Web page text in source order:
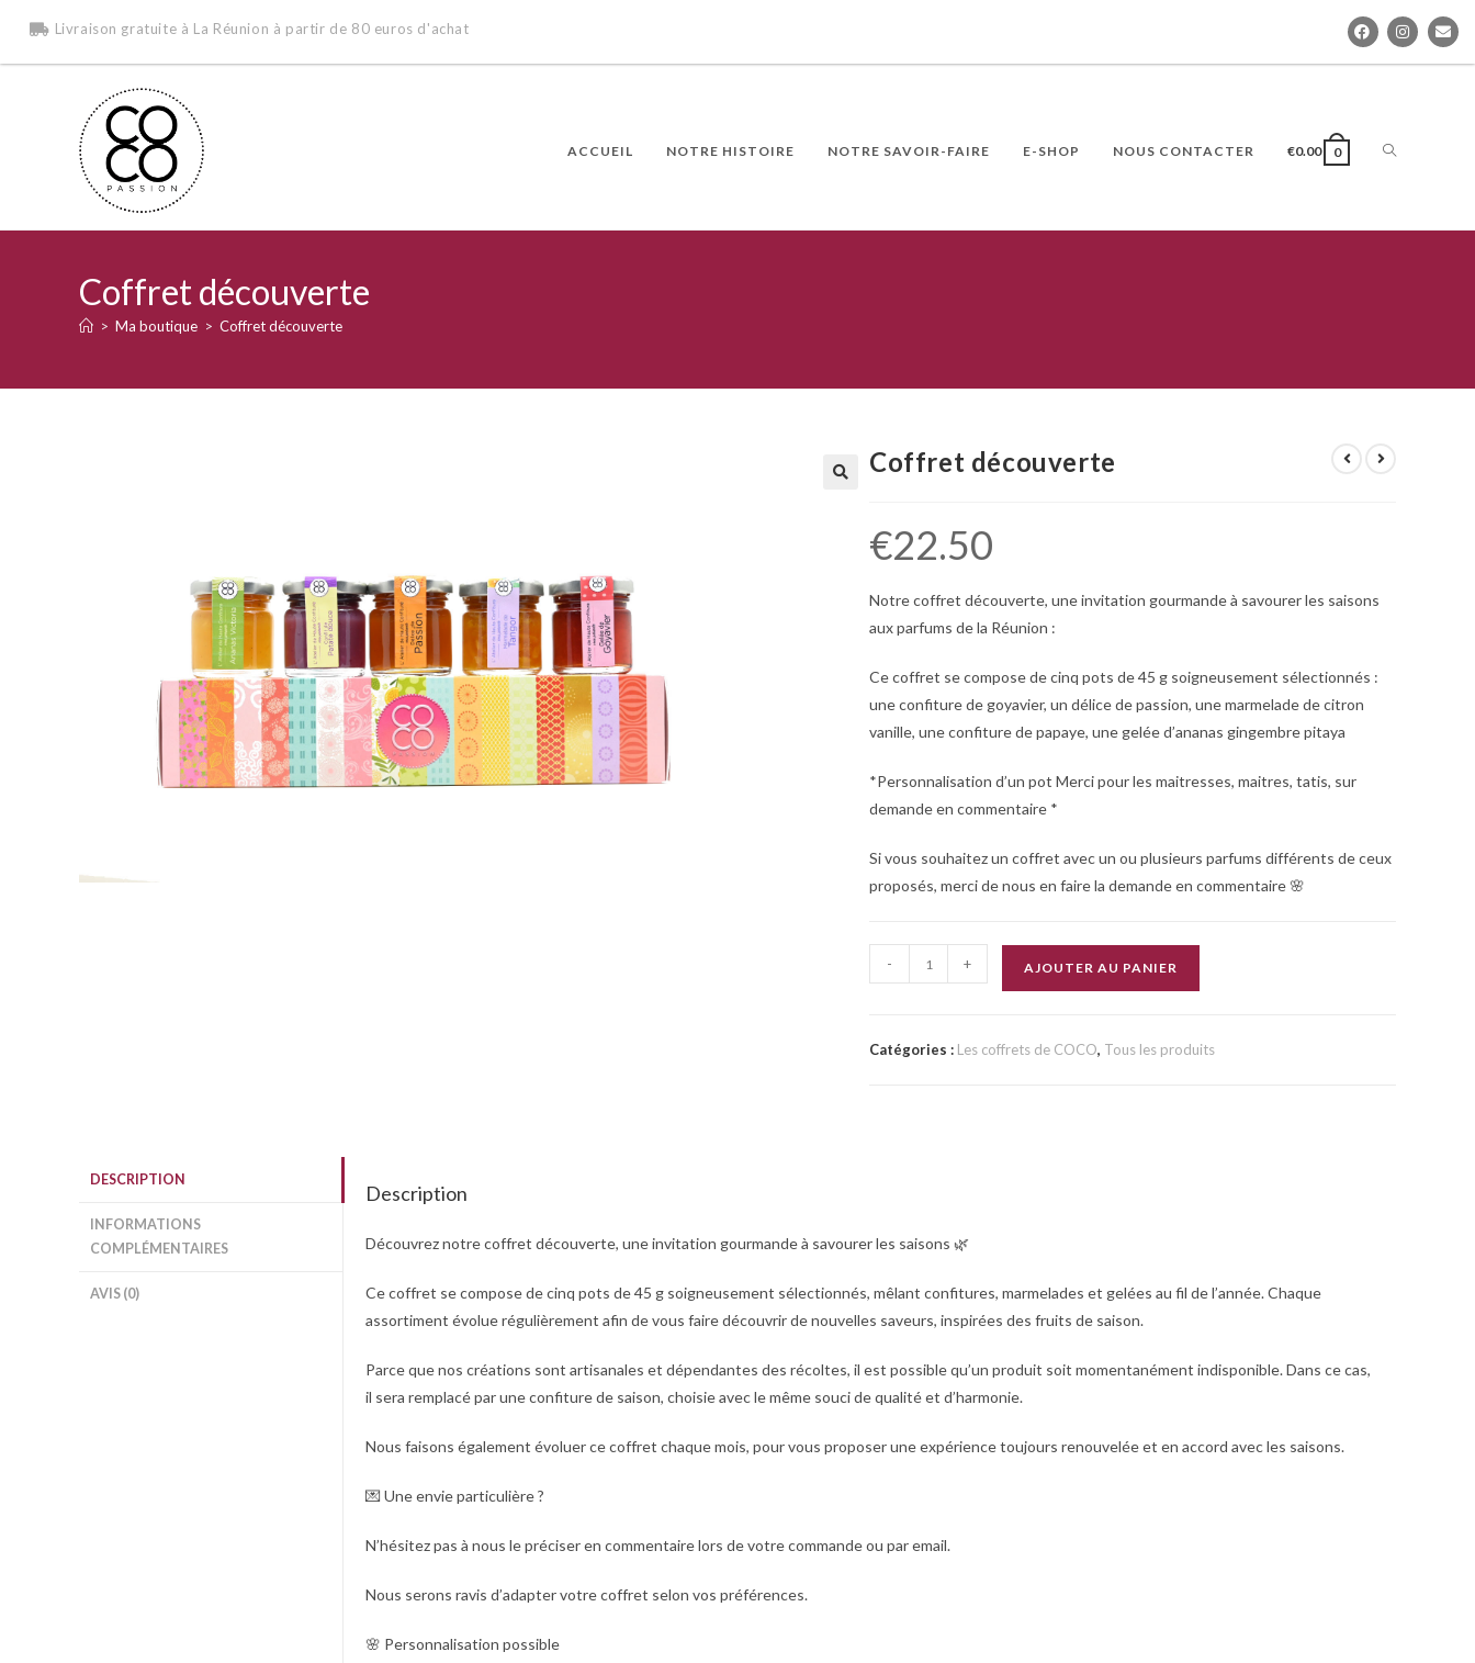
Livraison gratuite à La Réunion à partir de 80 euros d'achat
ACCUEIL NOTRE HISTOIRE NOTRE SAVOIR-FAIRE E-SHOP NOUS CONTACTER €0.00 0
Coffret découverte
> Ma boutique > Coffret découverte
Coffret découverte
€22.50
Notrecoffret découverte, une invitation gourmande à savourer les saisons
aux parfums de la Réunion :
Ce coffret se compose decinq pots de 45 g soigneusement sélectionnés :
une confiture de goyavier, un délice de passion, une marmelade de citron
vanille, une confiture de papaye, une gelée d’ananas gingembre pitaya
*Personnalisation d’un pot Merci pour les maitresses, maitres, tatis, sur
demande en commentaire *
Si vous souhaitez un coffret avec un ou plusieurs parfums différents de ceux
proposés, merci de nous en faire la demande en commentaire 🌸
- + AJOUTER AU PANIER
Catégories : Les coffrets de COCO, Tous les produits
DESCRIPTION
INFORMATIONS
COMPLÉMENTAIRES
AVIS (0)
Description
Découvrez notrecoffret découverte, une invitation gourmande à savourer les saisons 🌿
Ce coffret se compose decinq pots de 45 g soigneusement sélectionnés, mêlant confitures, marmelades et gelées au fil de l’année. Chaque
assortiment évolue régulièrement afin de vous faire découvrir de nouvelles saveurs, inspirées des fruits de saison.
Parce que nos créations sont artisanales et dépendantes des récoltes, il est possible qu’un produit soit momentanément indisponible. Dans ce cas,
il sera remplacé parune confiture de saison, choisie avec le même souci de qualité et d’harmonie.
Nous faisons également évoluer ce coffret chaque mois, pour vous proposer une expérience toujours renouvelée et en accord avec les saisons.
💌 Une envie particulière ?
N’hésitez pas à nous le préciser en commentaire lors de votre commande ou par email.
Nous serons ravis d’adapter votre coffret selon vos préférences.
🌸 Personnalisation possible